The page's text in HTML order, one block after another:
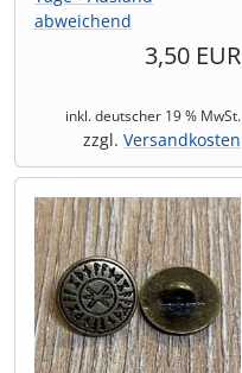
abweichend
3,50 EUR
inkl. deutscher 19 % MwSt.
zzgl. Versandkosten